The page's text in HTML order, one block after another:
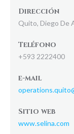
Dirección
Quito, Diego De
Teléfono
+593 2222400
e-mail
Sitio web
www.selina.com